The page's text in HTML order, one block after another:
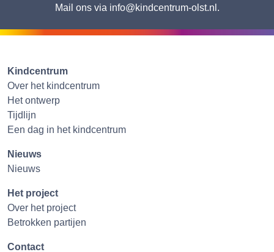
Mail ons via info@kindcentrum-olst.nl.
Kindcentrum
Over het kindcentrum
Het ontwerp
Tijdlijn
Een dag in het kindcentrum
Nieuws
Nieuws
Het project
Over het project
Betrokken partijen
Contact